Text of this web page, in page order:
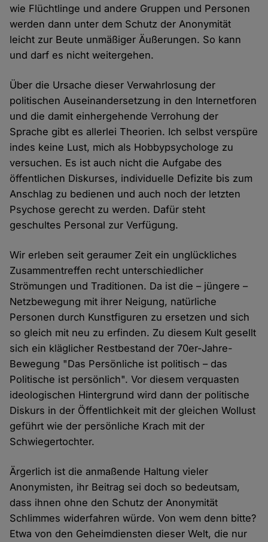
wie Flüchtlinge und andere Gruppen und Personen
werden dann unter dem Schutz der Anonymität
leicht zur Beute unmäßiger Äußerungen. So kann
und darf es nicht weitergehen.
Über die Ursache dieser Verwahrlosung der
politischen Auseinandersetzung in den Internetforen
und die damit einhergehende Verrohung der
Sprache gibt es allerlei Theorien. Ich selbst verspüre
indes keine Lust, mich als Hobbypsychologe zu
versuchen. Es ist auch nicht die Aufgabe des
öffentlichen Diskurses, individuelle Defizite bis zum
Anschlag zu bedienen und auch noch der letzten
Psychose gerecht zu werden. Dafür steht
geschultes Personal zur Verfügung.
Wir erleben seit geraumer Zeit ein unglückliches
Zusammentreffen recht unterschiedlicher
Strömungen und Traditionen. Da ist die – jüngere –
Netzbewegung mit ihrer Neigung, natürliche
Personen durch Kunstfiguren zu ersetzen und sich
so gleich mit neu zu erfinden. Zu diesem Kult gesellt
sich ein kläglicher Restbestand der 70er-Jahre-
Bewegung "Das Persönliche ist politisch – das
Politische ist persönlich". Vor diesem verquasten
ideologischen Hintergrund wird dann der politische
Diskurs in der Öffentlichkeit mit der gleichen Wollust
geführt wie der persönliche Krach mit der
Schwiegertochter.
Ärgerlich ist die anmaßende Haltung vieler
Anonymisten, ihr Beitrag sei doch so bedeutsam,
dass ihnen ohne den Schutz der Anonymität
Schlimmes widerfahren würde. Von wem denn bitte?
Etwa von den Geheimdiensten dieser Welt, die nur